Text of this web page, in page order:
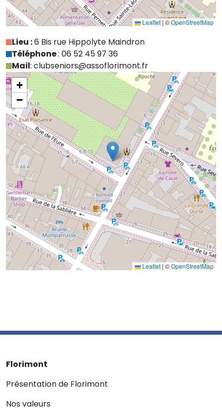
Leaflet|©OpenStreetMap
Lieu :6 Bis rue Hippolyte Maindron
Téléphone: 06 52 45 97 36
Mail: clubseniors@assoflorimont.fr
+
−
Leaflet | ©OpenStreetMap
Florimont
Présentation de Florimont
Nos valeurs